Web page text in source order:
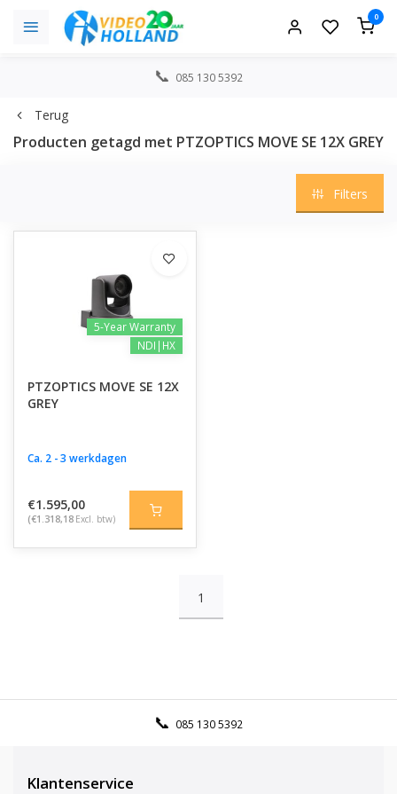
0
085 130 5392
Terug
Producten getagd met PTZOPTICS MOVE SE 12X GREY
Filters
5-Year Warranty
NDI|HX
PTZOPTICS MOVE SE 12X
GREY
Ca. 2 - 3 werkdagen
€1.595,00
(€1.318,18 Excl. btw)
1
085 130 5392
Klantenservice